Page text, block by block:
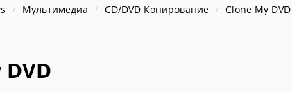
Мультимедиа CD/DVD Копирование Clone My DVD